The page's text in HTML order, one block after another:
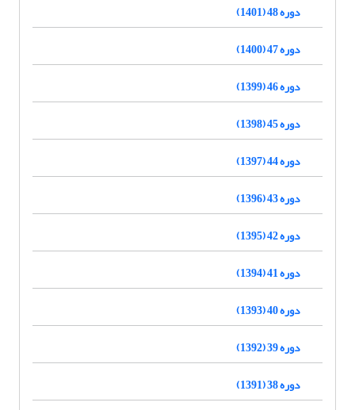
دوره 48 (1401)
دوره 47 (1400)
دوره 46 (1399)
دوره 45 (1398)
دوره 44 (1397)
دوره 43 (1396)
دوره 42 (1395)
دوره 41 (1394)
دوره 40 (1393)
دوره 39 (1392)
دوره 38 (1391)